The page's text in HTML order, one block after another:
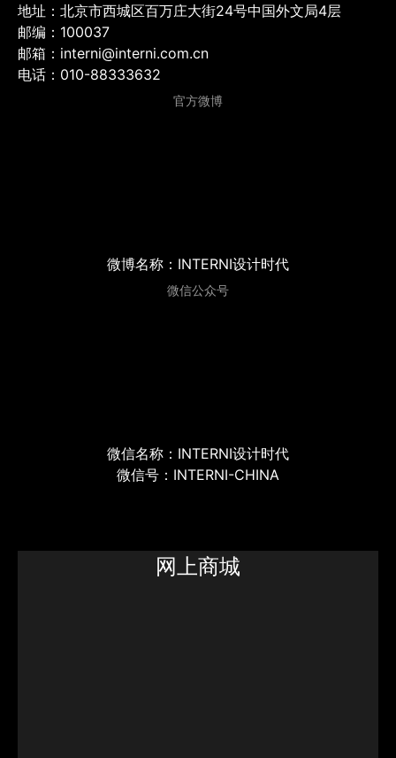
地址：北京市西城区百万庄大街24号中国外文局4层
邮编：100037
邮箱：interni@interni.com.cn
电话：010-88333632
官方微博
微博名称：INTERNI设计时代
微信公众号
微信名称：INTERNI设计时代
微信号：INTERNI-CHINA
网上商城